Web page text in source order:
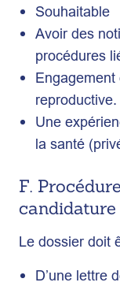
Souhaitable
Avoir des
procédures
reproductive.
Une
la santé
F.
candidature
Le dossier doit
D’une lettre